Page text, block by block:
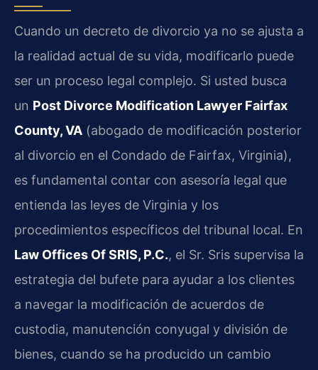
Cuando un decreto de divorcio ya no se ajusta a
la realidad actual de su vida, modificarlo puede
ser un proceso legal complejo. Si usted busca
un Post Divorce Modification Lawyer Fairfax
County, VA (abogado de modificación posterior
al divorcio en el Condado de Fairfax, Virginia),
es fundamental contar con asesoría legal que
entienda las leyes de Virginia y los
procedimientos específicos del tribunal local. En
Law Offices Of SRIS, P.C., el Sr. Sris supervisa la
estrategia del bufete para ayudar a los clientes
a navegar la modificación de acuerdos de
custodia, manutención conyugal y división de
bienes, cuando se ha producido un cambio